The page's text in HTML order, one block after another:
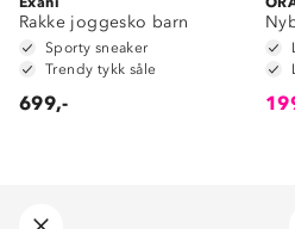
Rakke joggesko barn
Sporty sneaker
Trendy tykk såle
699,-